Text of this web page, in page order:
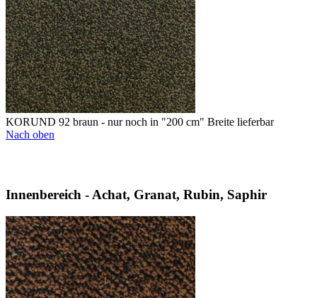
KORUND 92 braun - nur noch in "200 cm" Breite lieferbar
Nach oben
Innenbereich - Achat, Granat, Rubin, Saphir